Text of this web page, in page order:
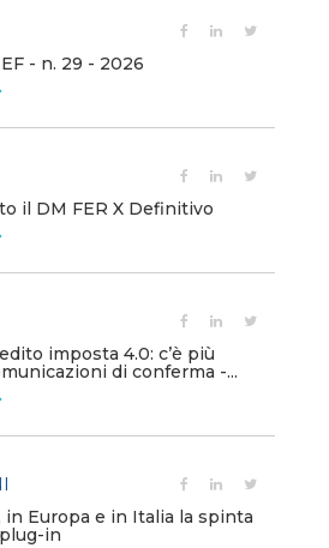
- n. 29 - 2026
il DM FER X Definitivo
imposta 4.0: c’è più
di conferma -...
Europa e in Italia la spinta
in